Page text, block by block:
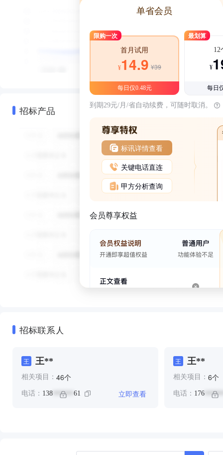
招标产品
单省会员
限购一次
首月试用
¥14.9 ¥39
每日仅0.48元
最划算
12
¥
每日
到期29元/月/省自动续费，可随时取消。
标讯详情查看
关键电话直连
甲方分析查询
会员尊享权益
招标联系人
王 王**
相关项目： 46个
电话： 138 ****** 61 立即查看
王 王**
相关项目： 6个
电话： 176